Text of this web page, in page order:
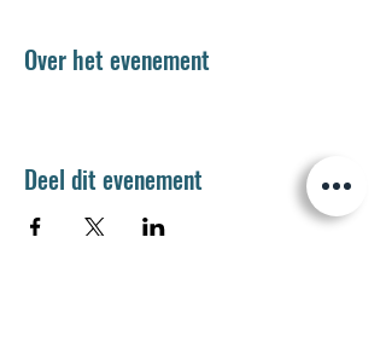
Over het evenement
Deel dit evenement